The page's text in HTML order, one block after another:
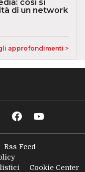
così si
di un network
approfondimenti >
Rss Feed
Cookie Center